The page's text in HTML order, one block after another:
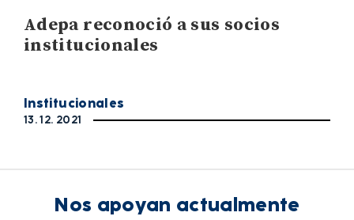
Adepa reconoció a sus socios
institucionales
Institucionales
13. 12. 2021
Nos apoyan actualmente